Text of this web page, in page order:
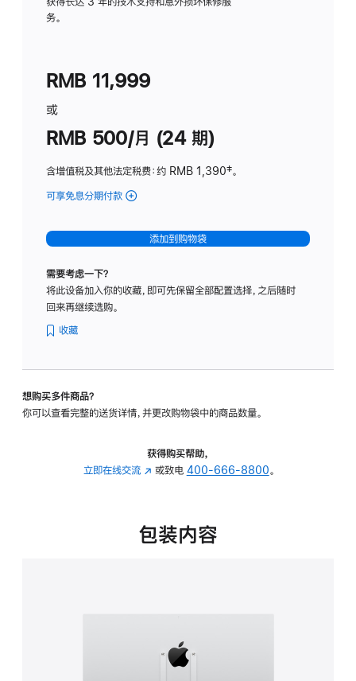
务。
RMB 11,999
或
RMB 500/月 (24 期)
含增值税及其他法定税费：约 RMB 1,390脚
‡。
可享免息分期付款 (Studio
-
标
璃
转
的
添加到购物袋
需要考虑一下？
将此设备加入你的收藏，即可先保留全部配置选择，之后随时
回来再继续选购。
收藏
想购买多件商品？
你可以查看完整的送货详情，并更改购物袋中的商品数量。
获得购买帮助，
立即在线交流 (在
中
或致电 400-666-8800。
包装内容